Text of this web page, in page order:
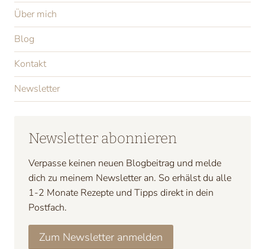
Über mich
Blog
Kontakt
Newsletter
Newsletter abonnieren
Verpasse keinen neuen Blogbeitrag und melde
dich zu meinem Newsletter an. So erhälst du alle
1-2 Monate Rezepte und Tipps direkt in dein
Postfach.
Zum Newsletter anmelden